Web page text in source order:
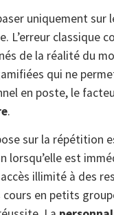
uniquement
L’erreur classique
de la réalité du
qui ne
en poste, le
.
sur la répétition
lorsqu’elle est
illimité à des
en petits